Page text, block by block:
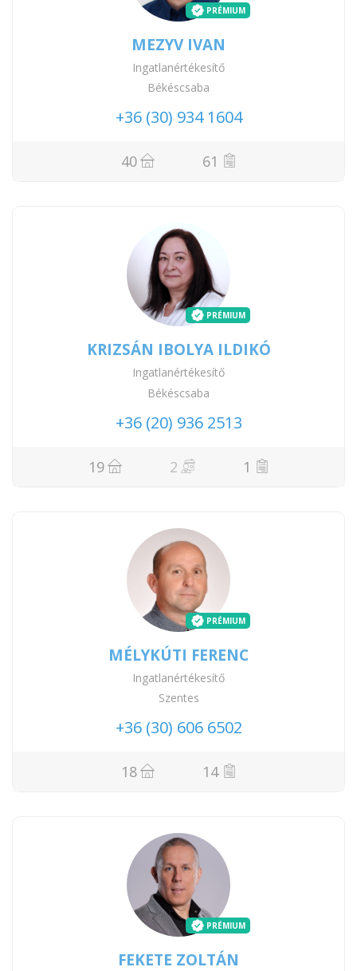
PRÉMIUM
MEZYV IVAN
Ingatlanértékesítő
Békéscsaba
+36 (30) 934 1604
40 61
PRÉMIUM
KRIZSÁN IBOLYA ILDIKÓ
Ingatlanértékesítő
Békéscsaba
+36 (20) 936 2513
19 2 1
PRÉMIUM
MÉLYKÚTI FERENC
Ingatlanértékesítő
Szentes
+36 (30) 606 6502
18 14
PRÉMIUM
FEKETE ZOLTÁN